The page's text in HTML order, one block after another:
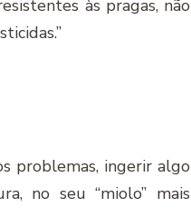
às pragas, não
problemas, ingerir algo
no seu “miolo” mais